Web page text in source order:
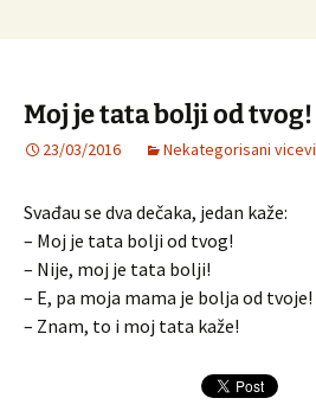
Moj je tata bolji od tvog!
23/03/2016 Nekategorisani vicevi
Svađau se dva dečaka, jedan kaže:
– Moj je tata bolji od tvog!
– Nije, moj je tata bolji!
– E, pa moja mama je bolja od tvoje!
– Znam, to i moj tata kaže!